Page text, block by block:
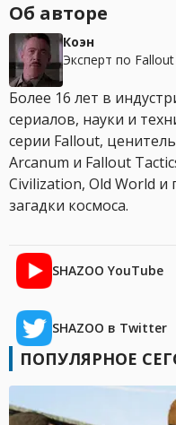
Об авторе
Коэн
Эксперт по Fallout
Более 16 лет в
сериалов, науки и
серии Fallout,
Arcanum и Fallout
Civilization, Old World
загадки космоса.
SHAZOO YouTube
SHAZOO в Twitter
ПОПУЛЯРНОЕ